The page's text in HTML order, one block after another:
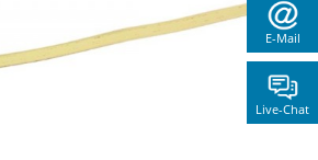
E-Mail
Live-Chat